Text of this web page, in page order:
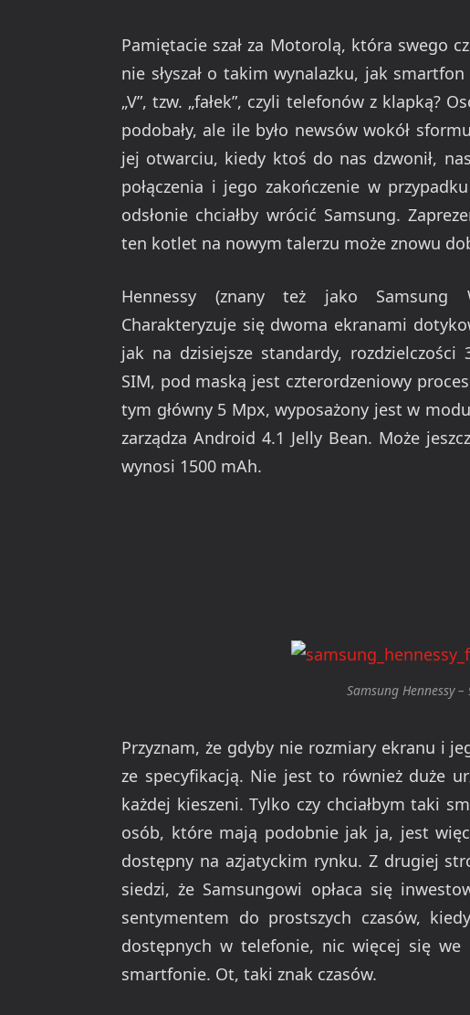
Pamiętacie szał za Motorolą, która swego
nie słyszał o takim wynalazku, jak
„V”, tzw. „fałek”, czyli telefonów z klapką?
podobały, ale ile było newsów wokół
jej otwarciu, kiedy ktoś do nas dzwonił,
połączenia i jego zakończenie w
odsłonie chciałby wrócić Samsung.
ten kotlet na nowym talerzu może znowu
Hennessy (znany też jako Samsung
Charakteryzuje się dwoma ekranami
jak na dzisiejsze standardy,
SIM, pod maską jest czterordzeniowy
tym główny 5 Mpx, wyposażony jest w
zarządza Android 4.1 Jelly Bean. Może
wynosi 1500 mAh.
Samsung Hennessy
Przyznam, że gdyby nie rozmiary ekranu i
ze specyfikacją. Nie jest to również duże
każdej kieszeni. Tylko czy chciałbym taki
osób, które mają podobnie jak ja, jest
dostępny na azjatyckim rynku. Z drugiej
siedzi, że Samsungowi opłaca się
sentymentem do prostszych czasów,
dostępnych w telefonie, nic więcej się
smartfonie. Ot, taki znak czasów.